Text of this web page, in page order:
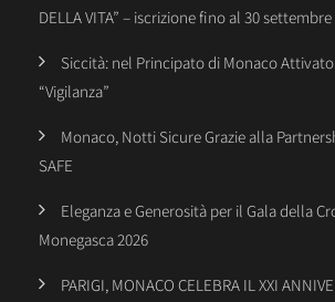
DELLA VITA” – iscrizione fino al 30 settembre
Siccità: nel Principato di Monaco
“Vigilanza”
Monaco, Notti Sicure Grazie alla
SAFE
Eleganza e Generosità per il Gala della
Monegasca 2026
PARIGI, MONACO CELEBRA IL XXI